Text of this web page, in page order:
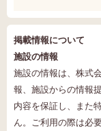
掲載情報について
施設の情報
施設の情報は、株式
報、施設からの情報
内容を保証し、また
ん。ご利用の際は必